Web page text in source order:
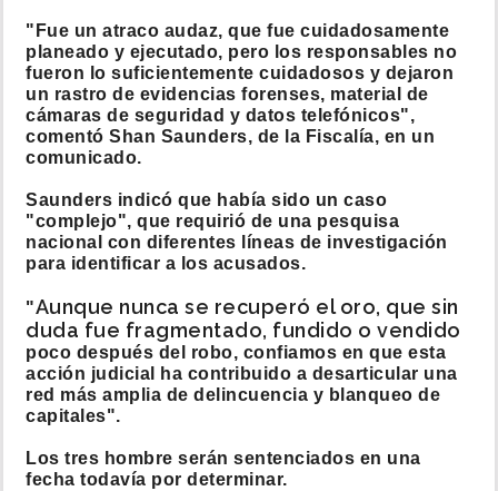
"Fue un atraco audaz, que fue cuidadosamente
planeado y ejecutado, pero los responsables no
fueron lo suficientemente cuidadosos y dejaron
un rastro de evidencias forenses, material de
cámaras de seguridad y datos telefónicos",
comentó Shan Saunders, de la Fiscalía, en un
comunicado.
Saunders indicó que había sido un caso
"complejo", que requirió de una pesquisa
nacional con diferentes líneas de investigación
para identificar a los acusados.
"Aunque nunca se recuperó el oro, que sin
duda fue fragmentado, fundido o vendido
poco después del robo, confiamos en que esta
acción judicial ha contribuido a desarticular una
red más amplia de delincuencia y blanqueo de
capitales".
Los tres hombre serán sentenciados en una
fecha todavía por determinar.